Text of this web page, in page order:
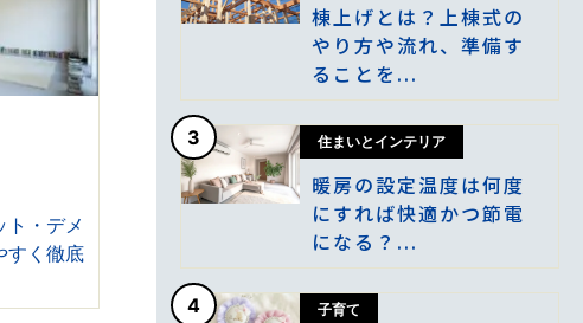
ト・デメ
すく徹底
棟上げとは？上棟式の
やり方や流れ、準備す
ることを...
3 住まいとインテリア
暖房の設定温度は何度
にすれば快適かつ節電
になる？...
4 子育て